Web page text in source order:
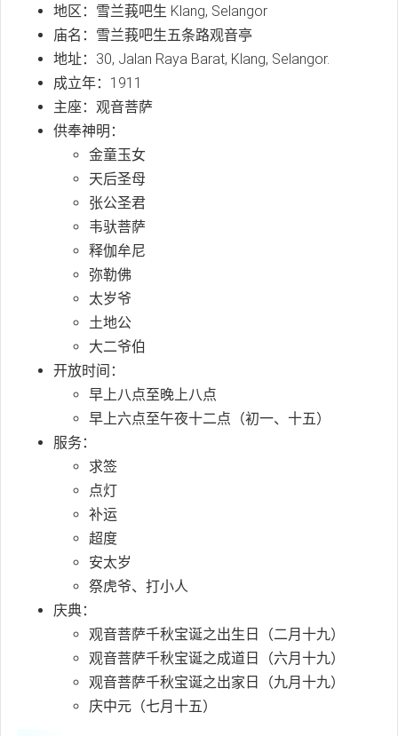
地区：雪兰莪吧生 Klang, Selangor
庙名：雪兰莪吧生五条路观音亭
地址：30, Jalan Raya Barat, Klang, Selangor.
成立年：1911
主座：观音菩萨
供奉神明：
金童玉女
天后圣母
张公圣君
韦驮菩萨
释伽牟尼
弥勒佛
太岁爷
土地公
大二爷伯
开放时间：
早上八点至晚上八点
早上六点至午夜十二点（初一、十五）
服务：
求签
点灯
补运
超度
安太岁
祭虎爷、打小人
庆典：
观音菩萨千秋宝诞之出生日（二月十九）
观音菩萨千秋宝诞之成道日（六月十九）
观音菩萨千秋宝诞之出家日（九月十九）
庆中元（七月十五）